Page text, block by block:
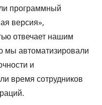
программный
версия»,
отвечает нашим
мы автоматизировали
и
время сотрудников